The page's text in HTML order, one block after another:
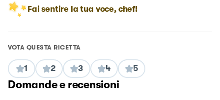
Fai sentire la tua voce, chef!
VOTA QUESTA RICETTA
1 2 3 4 5
Domande e recensioni